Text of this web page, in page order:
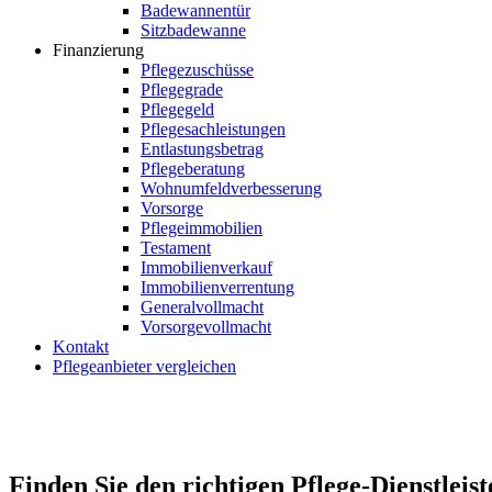
Badewannentür
Sitzbadewanne
Finanzierung
Pflegezuschüsse
Pflegegrade
Pflegegeld
Pflegesachleistungen
Entlastungsbetrag
Pflegeberatung
Wohnumfeldverbesserung
Vorsorge
Pflegeimmobilien
Testament
Immobilienverkauf
Immobilienverrentung
Generalvollmacht
Vorsorgevollmacht
Kontakt
Pflegeanbieter vergleichen
Finden Sie den richtigen Pflege-